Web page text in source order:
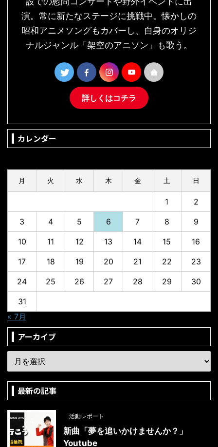
演。常に新たなステージに挑戦中。懐かしの
昭和アニメソングもカバーし、自身のオリジ
ナルジャンル「架空のアニソン」も歌う。
詳しくはコチラ
カレンダー
月 火 水 木 金 土 日
1 2
3 4 5 6 7 8 9
10 11 12 13 14 15 16
17 18 19 20 21 22 23
24 25 26 27 28 29 30
31
« 7月
アーカイブ
最新の記事
活動レポート
新曲「夢を追いかけませんか？」
Youtube